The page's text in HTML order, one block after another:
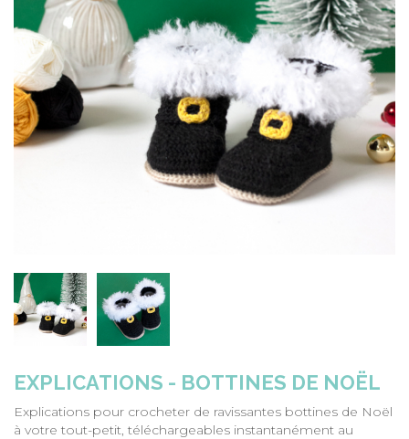
EXPLICATIONS - BOTTINES DE NOËL
Explications pour crocheter de ravissantes bottines de Noël
à votre tout-petit, téléchargeables instantanément au